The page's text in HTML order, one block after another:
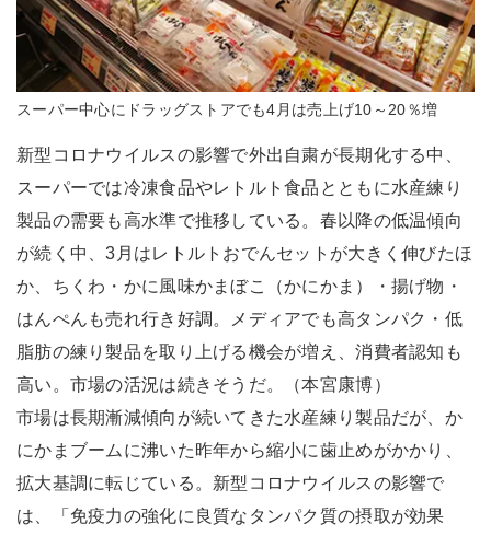
スーパー中心にドラッグストアでも4月は売上げ10～20％増
新型コロナウイルスの影響で外出自粛が長期化する中、
スーパーでは冷凍食品やレトルト食品とともに水産練り
製品の需要も高水準で推移している。春以降の低温傾向
が続く中、3月はレトルトおでんセットが大きく伸びたほ
か、ちくわ・かに風味かまぼこ（かにかま）・揚げ物・
はんぺんも売れ行き好調。メディアでも高タンパク・低
脂肪の練り製品を取り上げる機会が増え、消費者認知も
高い。市場の活況は続きそうだ。（本宮康博）
市場は長期漸減傾向が続いてきた水産練り製品だが、か
にかまブームに沸いた昨年から縮小に歯止めがかかり、
拡大基調に転じている。新型コロナウイルスの影響で
は、「免疫力の強化に良質なタンパク質の摂取が効果